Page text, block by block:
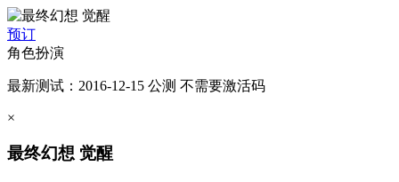
预订
角色扮演
最新测试：2016-12-15 公测 不需要激活码
×
最终幻想 觉醒